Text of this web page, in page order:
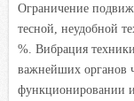
Ограничение
тесной, неудобной
%. Вибрация
важнейших органов
функционировании